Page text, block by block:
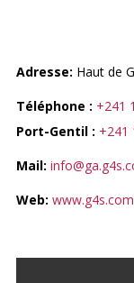
Adresse: Haut de
Téléphone : +241
Port-Gentil : +241
Mail:
Web: www.g4s.com